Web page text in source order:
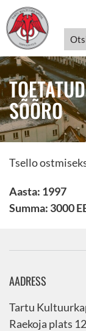
SÕÕRO
Tsello
Aasta: 1997
Summa: 3000
AADRESS
Tartu
Raekoja plats 12